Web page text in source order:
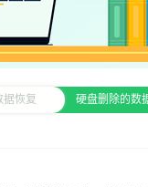
据恢复 硬盘删除的数